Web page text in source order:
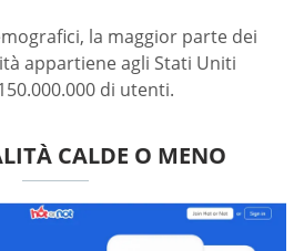
la maggior parte dei
appartiene agli Stati Uniti
di utenti.
CALDE O MENO